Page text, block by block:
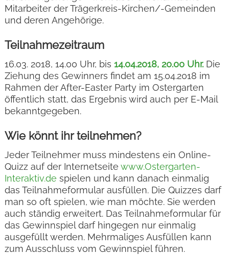
Mitarbeiter der Trägerkreis-Kirchen/-Gemeinden
und deren Angehörige.
Teilnahmezeitraum
16.03. 2018, 14.00 Uhr, bis 14.04.2018, 20.00 Uhr.Die
Ziehung des Gewinners findet am 15.04.2018 im
Rahmen der After-Easter Party im Ostergarten
öffentlich statt, das Ergebnis wird auch per E-Mail
bekanntgegeben.
Wie könnt ihr teilnehmen?
Jeder Teilnehmer muss mindestens ein Online-
Quizz auf der Internetseite www.Ostergarten-
Interaktiv.de spielen und kann danach einmalig
das Teilnahmeformular ausfüllen. Die Quizzes darf
man so oft spielen, wie man möchte. Sie werden
auch ständig erweitert. Das Teilnahmeformular für
das Gewinnspiel darf hingegen nur einmalig
ausgefüllt werden. Mehrmaliges Ausfüllen kann
zum Ausschluss vom Gewinnspiel führen.